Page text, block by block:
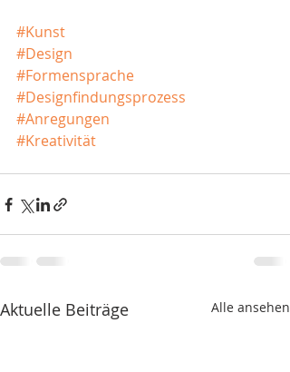
#Kunst
#Design
#Formensprache
#Designfindungsprozess
#Anregungen
#Kreativität
Aktuelle Beiträge Alle ansehen